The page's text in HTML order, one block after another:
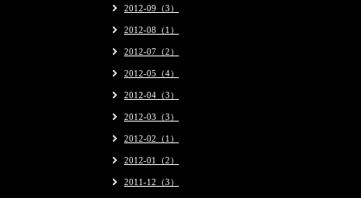
2012-09（3）
2012-08（1）
2012-07（2）
2012-05（4）
2012-04（3）
2012-03（3）
2012-02（1）
2012-01（2）
2011-12（3）